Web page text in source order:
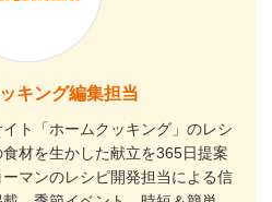
キング編集担当
ト「ホームクッキング」のレシ
材を生かした献立を365日提案
マンのレシピ開発担当による信